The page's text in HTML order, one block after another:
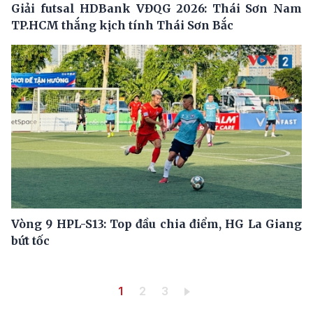
Giải futsal HDBank VĐQG 2026: Thái Sơn Nam
TP.HCM thắng kịch tính Thái Sơn Bắc
Vòng 9 HPL-S13: Top đầu chia điểm, HG La Giang
bứt tốc
Trang hiện thời
1 Trang
2 Trang
3